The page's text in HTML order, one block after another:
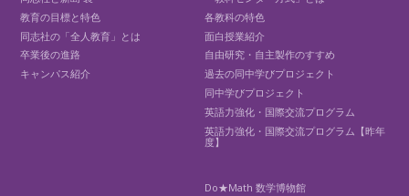
教育の目標と特色
同志社の「全人教育」とは
卒業後の進路
キャンパス紹介
各教科の特色
面白授業紹介
自由研究・自主製作のすすめ
過去の同中学びプロジェクト
同中学びプロジェクト
英語力強化・国際交流プログラム
英語力強化・国際交流プログラム【昨年
度】
Do★Math 数学博物館